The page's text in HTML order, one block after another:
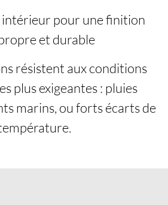
intérieur pour une finition
et durable
résistent aux conditions
plus exigeantes : pluies
marins, ou forts écarts de